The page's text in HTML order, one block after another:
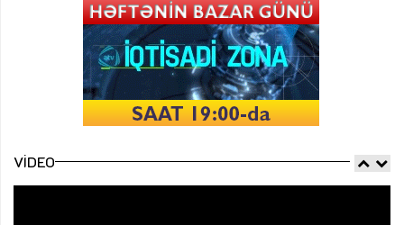
VIDEO